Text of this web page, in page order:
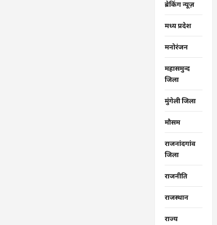
ब्रेकिंग न्यूज़
मध्य प्रदेश
मनोरंजन
महासमुन्द
जिला
मुंगेली जिला
मौसम
राजनांदगांव
जिला
राजनीति
राजस्थान
राज्‍य